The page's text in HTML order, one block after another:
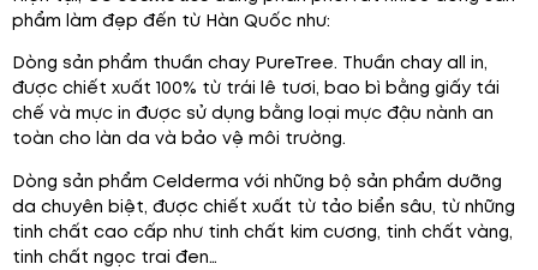
phẩm làm đẹp đến từ Hàn Quốc như:
Dòng sản phẩm thuần chay PureTree. Thuần chay all in,
được chiết xuất 100% từ trái lê tươi, bao bì bằng giấy tái
chế và mực in được sử dụng bằng loại mực đậu nành an
toàn cho làn da và bảo vệ môi trường.
Dòng sản phẩm Celderma với những bộ sản phẩm dưỡng
da chuyên biệt, được chiết xuất từ tảo biển sâu, từ những
tinh chất cao cấp như tinh chất kim cương, tinh chất vàng,
tinh chất ngọc trai đen…